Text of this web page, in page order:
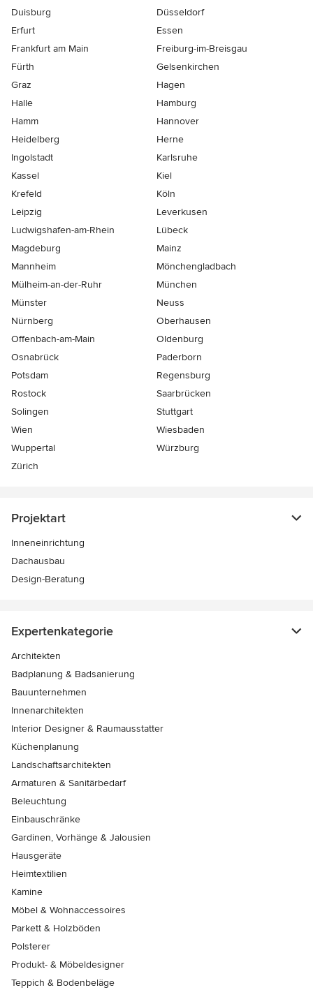
Duisburg
Düsseldorf
Erfurt
Essen
Frankfurt am Main
Freiburg-im-Breisgau
Fürth
Gelsenkirchen
Graz
Hagen
Halle
Hamburg
Hamm
Hannover
Heidelberg
Herne
Ingolstadt
Karlsruhe
Kassel
Kiel
Krefeld
Köln
Leipzig
Leverkusen
Ludwigshafen-am-Rhein
Lübeck
Magdeburg
Mainz
Mannheim
Mönchen­gladbach
Mülheim-an-der-Ruhr
München
Münster
Neuss
Nürnberg
Oberhausen
Offenbach-am-Main
Oldenburg
Osnabrück
Paderborn
Potsdam
Regensburg
Rostock
Saarbrücken
Solingen
Stuttgart
Wien
Wiesbaden
Wuppertal
Würzburg
Zürich
Projektart
Inneneinrichtung
Dachausbau
Design-Beratung
Expertenkategorie
Architekten
Badplanung & Badsanierung
Bauunternehmen
Innenarchitekten
Interior Designer & Raumausstatter
Küchenplanung
Landschaftsarchitekten
Armaturen & Sanitärbedarf
Beleuchtung
Einbauschränke
Gardinen, Vorhänge & Jalousien
Hausgeräte
Heimtextilien
Kamine
Möbel & Wohnaccessoires
Parkett & Holzböden
Polsterer
Produkt- & Möbeldesigner
Teppich & Bodenbeläge